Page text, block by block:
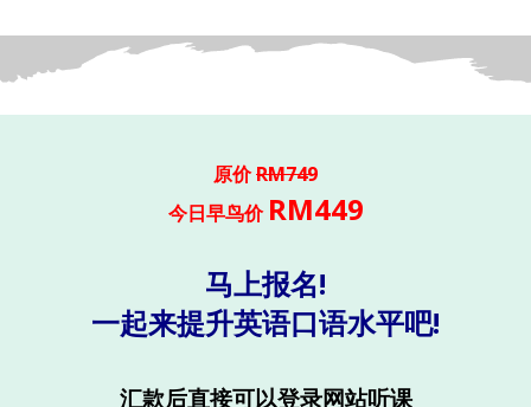
原价RM749
今日早鸟价 RM449
马上报名!
一起来提升英语口语水平吧!
汇款后直接可以登录网站听课